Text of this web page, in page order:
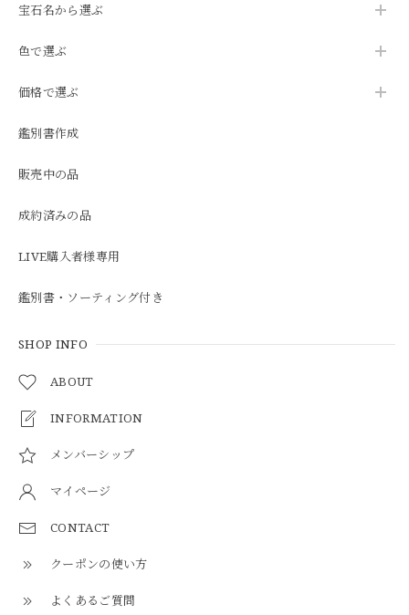
宝石名から選ぶ
色で選ぶ
価格で選ぶ
鑑別書作成
販売中の品
成約済みの品
LIVE購入者様専用
鑑別書・ソーティング付き
SHOP INFO
ABOUT
INFORMATION
メンバーシップ
マイページ
CONTACT
クーポンの使い方
よくあるご質問